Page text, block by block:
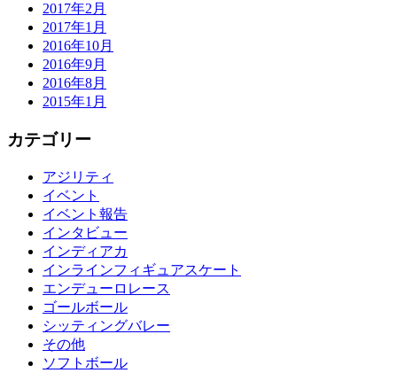
2017年2月
2017年1月
2016年10月
2016年9月
2016年8月
2015年1月
カテゴリー
アジリティ
イベント
イベント報告
インタビュー
インディアカ
インラインフィギュアスケート
エンデューロレース
ゴールボール
シッティングバレー
その他
ソフトボール